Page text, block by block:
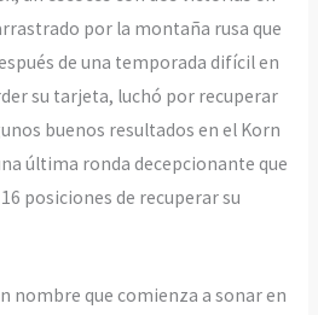
por la montaña rusa que
de una temporada difícil en
su tarjeta, luchó por recuperar
buenos resultados en el Korn
última ronda decepcionante que
posiciones de recuperar su
nombre que comienza a sonar en